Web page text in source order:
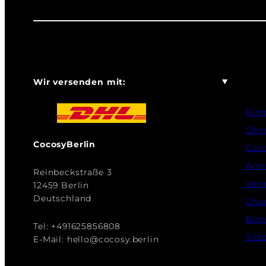
Wir versenden mit:
CocosyBerlin
Reinbeckstraße 3
12459 Berlin
Deutschland
Tel: +491625856808
E-Mail: hello@cocosy.berlin